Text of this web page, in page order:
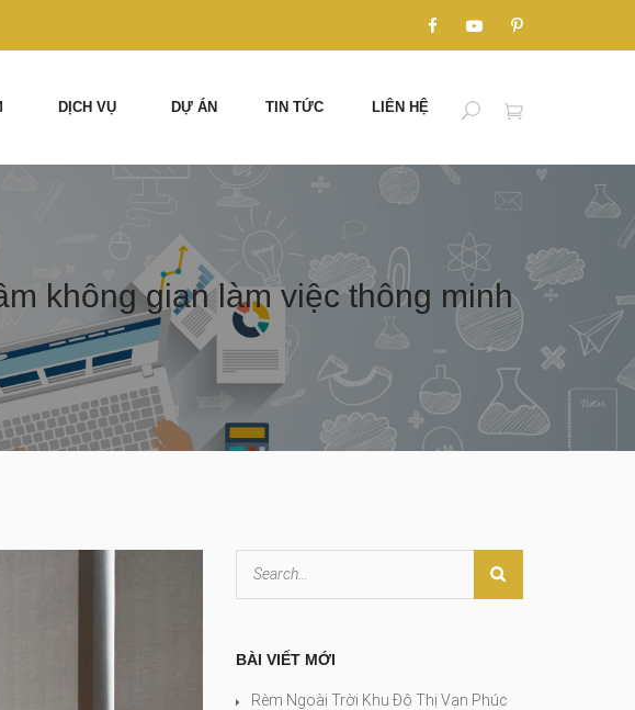
DỊCH VỤ DỰ ÁN TIN TỨC LIÊN HỆ
không gian làm việc thông minh
BÀI VIẾT MỚI
Rèm Ngoài Trời Khu Đô Thị Vạn Phúc